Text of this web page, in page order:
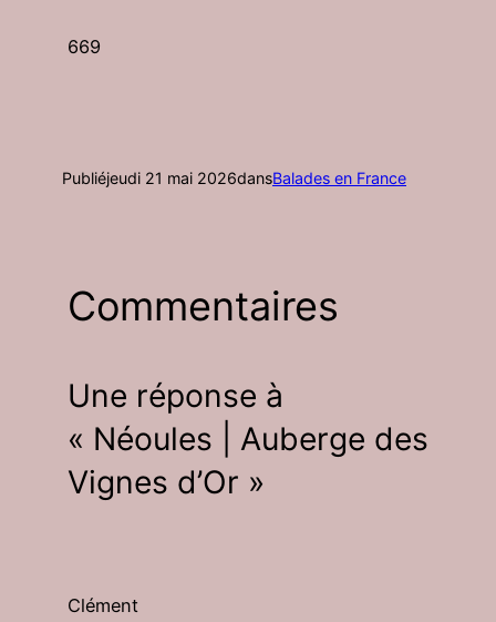
669
Publiéjeudi 21 mai 2026dansBalades en France
Commentaires
Une réponse à
« Néoules | Auberge des
Vignes d’Or »
Clément